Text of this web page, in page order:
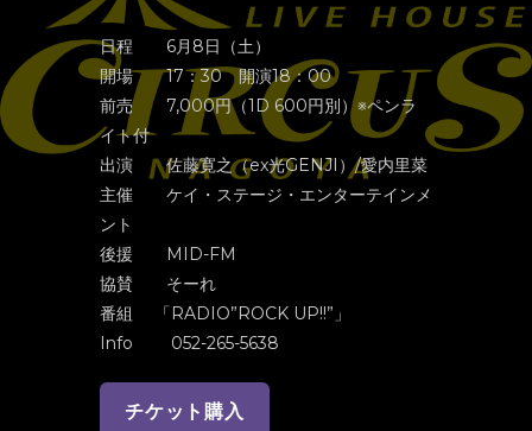
日程 6月8日（土）
開場 17：30 開演18：00
前売 7,000円（1D 600円別）※ペンラ
イト付
出演 佐藤寛之（ex光GENJI）/愛内里菜
主催 ケイ・ステージ・エンターテインメ
ント
後援 MID-FM
協賛 そーれ
番組 「RADIO”ROCK UP!!”」
Info 052-265-5638
チケット購入